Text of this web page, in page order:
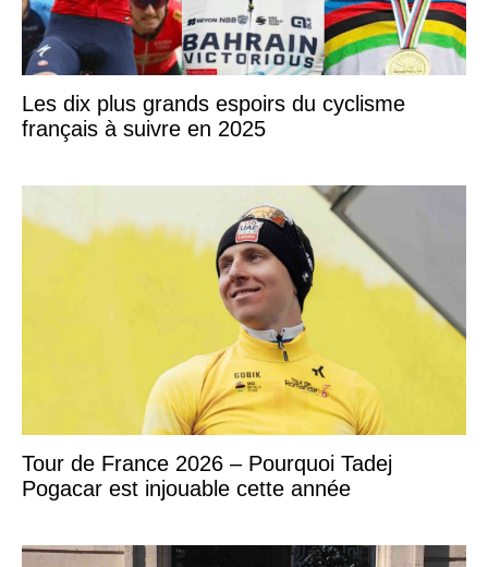
Les dix plus grands espoirs du cyclisme
français à suivre en 2025
Tour de France 2026 – Pourquoi Tadej
Pogacar est injouable cette année